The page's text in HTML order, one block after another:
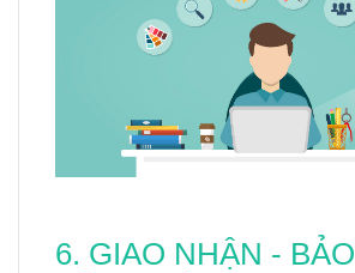
6. GIAO NHẬN -